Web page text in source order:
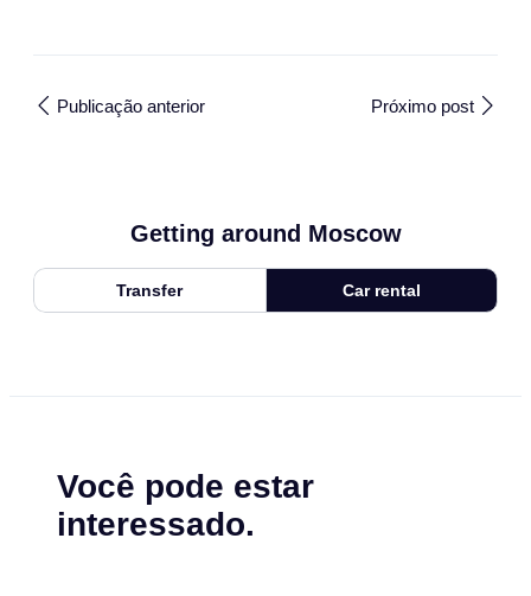
Publicação anterior Próximo post
Getting around Moscow
Transfer Car rental
Você pode estar
interessado.